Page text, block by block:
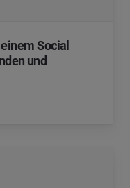
Social
und